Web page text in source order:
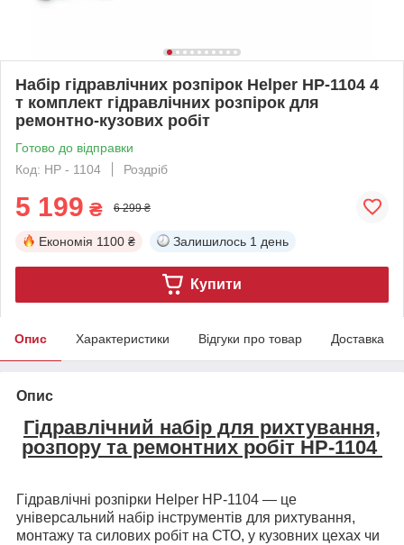
Набір гідравлічних розпірок Helper HP-1104 4
т комплект гідравлічних розпірок для
ремонтно-кузових робіт
Готово до відправки
Код: HP - 1104
Роздріб
5 199 ₴ 6 299 ₴
Економія 1100 ₴ Залишилось 1 день
Купити
Опис Характеристики Відгуки про товар Доставка
Опис
Гідравлічний набір для рихтування,
розпору та ремонтних робіт HP-1104
Гідравлічні розпірки Helper HP-1104 — це
універсальний набір інструментів для рихтування,
монтажу та силових робіт на СТО, у кузовних цехах чи